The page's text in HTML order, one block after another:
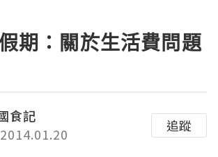
期：關於生活費問題
食記
追蹤